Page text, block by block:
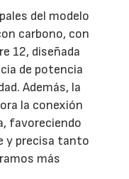
del modelo
carbono, con
12, diseñada
de potencia
Además, la
la conexión
favoreciendo
y precisa tanto
más